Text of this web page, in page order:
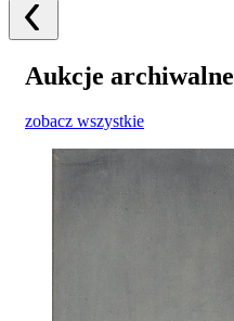
Aukcje archiwalne
zobacz wszystkie